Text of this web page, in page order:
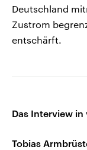
Deutschland
Zustrom
entschärft.
Das Interview in
Tobias